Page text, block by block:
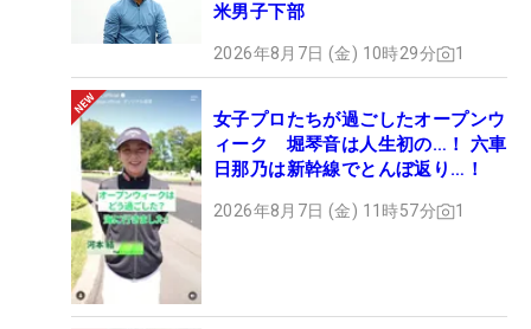
米男子下部
2026年8月7日 (金) 10時29分 1
女子プロたちが過ごしたオープンウ
ィーク 堀琴音は人生初の…！ 六車
日那乃は新幹線でとんぼ返り…！
2026年8月7日 (金) 11時57分 1